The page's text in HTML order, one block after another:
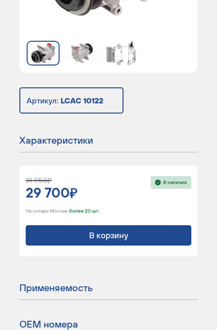
Артикул: LCAC 10122
Характеристики
31 950
29 700
В наличии
На складе Москва :более 20 шт.
В корзину
Применяемость
ОЕМ номера